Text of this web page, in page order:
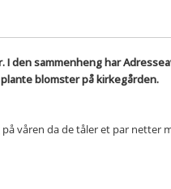
sammenheng har
blomster på kirkegården.
våren da de tåler et par netter